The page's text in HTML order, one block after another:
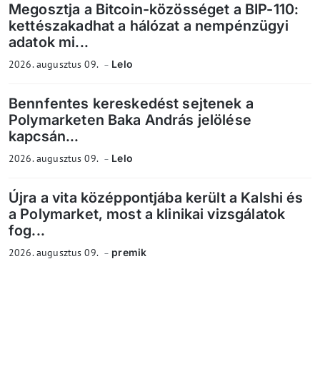
Megosztja a Bitcoin-közösséget a BIP-110:
kettészakadhat a hálózat a nempénzügyi
adatok mi...
2026. augusztus 09. Lelo
Bennfentes kereskedést sejtenek a
Polymarketen Baka András jelölése
kapcsán...
2026. augusztus 09. Lelo
Újra a vita középpontjába került a Kalshi és
a Polymarket, most a klinikai vizsgálatok
fog...
2026. augusztus 09. premik